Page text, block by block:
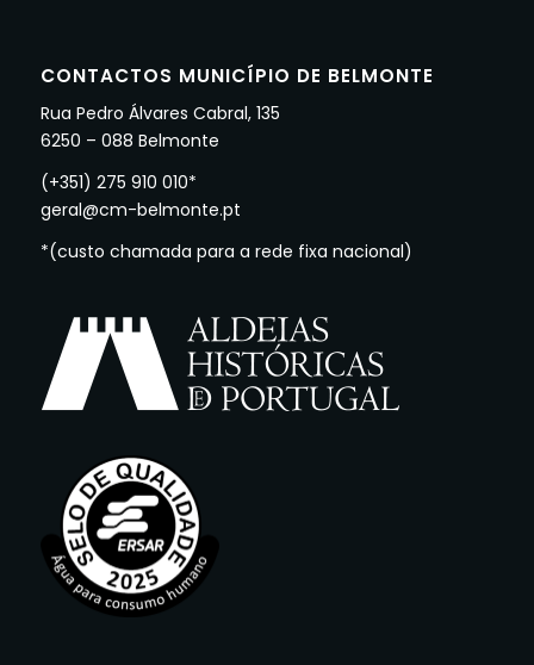
CONTACTOS MUNICÍPIO DE BELMONTE
Rua Pedro Álvares Cabral, 135
6250 – 088 Belmonte
(+351) 275 910 010*
geral@cm-belmonte.pt
*(custo chamada para a rede fixa nacional)